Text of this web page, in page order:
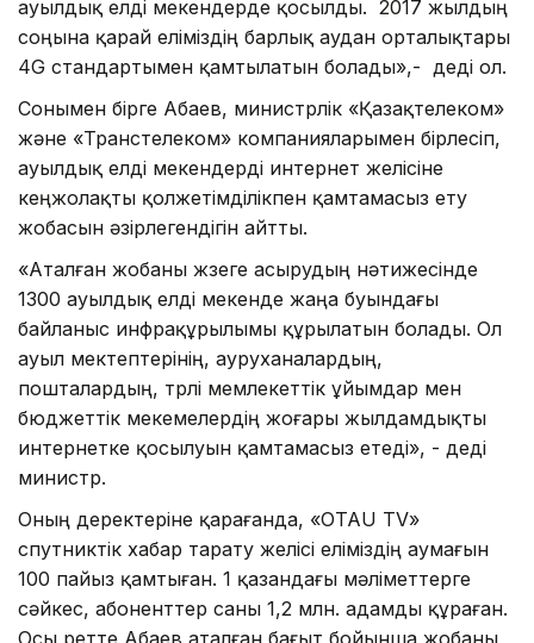
ауылдық елді мекендерде қосылды. 2017 жылдың
соңына қарай еліміздің барлық аудан орталықтары
4G стандартымен қамтылатын болады»,- деді ол.
Сонымен бірге Абаев, министрлік «Қазақтелеком»
және «Транстелеком» компанияларымен бірлесіп,
ауылдық елді мекендерді интернет желісіне
кеңжолақты қолжетімділікпен қамтамасыз ету
жобасын әзірлегендігін айтты.
«Аталған жобаны жүзеге асырудың нәтижесінде
1300 ауылдық елді мекенде жаңа буындағы
байланыс инфрақұрылымы құрылатын болады. Ол
ауыл мектептерінің, ауруханалардың,
пошталардың, түрлі мемлекеттік ұйымдар мен
бюджеттік мекемелердің жоғары жылдамдықты
интернетке қосылуын қамтамасыз етеді», - деді
министр.
Оның деректеріне қарағанда, «OTAU TV»
спутниктік хабар тарату желісі еліміздің аумағын
100 пайыз қамтыған. 1 қазандағы мәліметтерге
сәйкес, абоненттер саны 1,2 млн. адамды құраған.
Осы ретте Абаев аталған бағыт бойынша жобаны